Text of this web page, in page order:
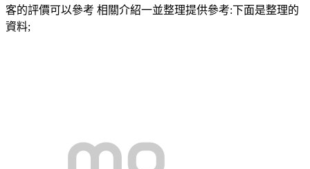
客的評價可以參考 相關介紹一並整理提供參考:下面是整理的
資料;